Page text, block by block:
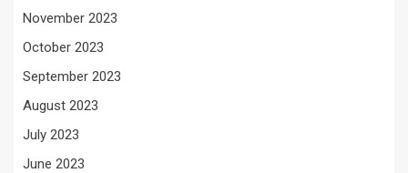
November 2023
October 2023
September 2023
August 2023
July 2023
June 2023